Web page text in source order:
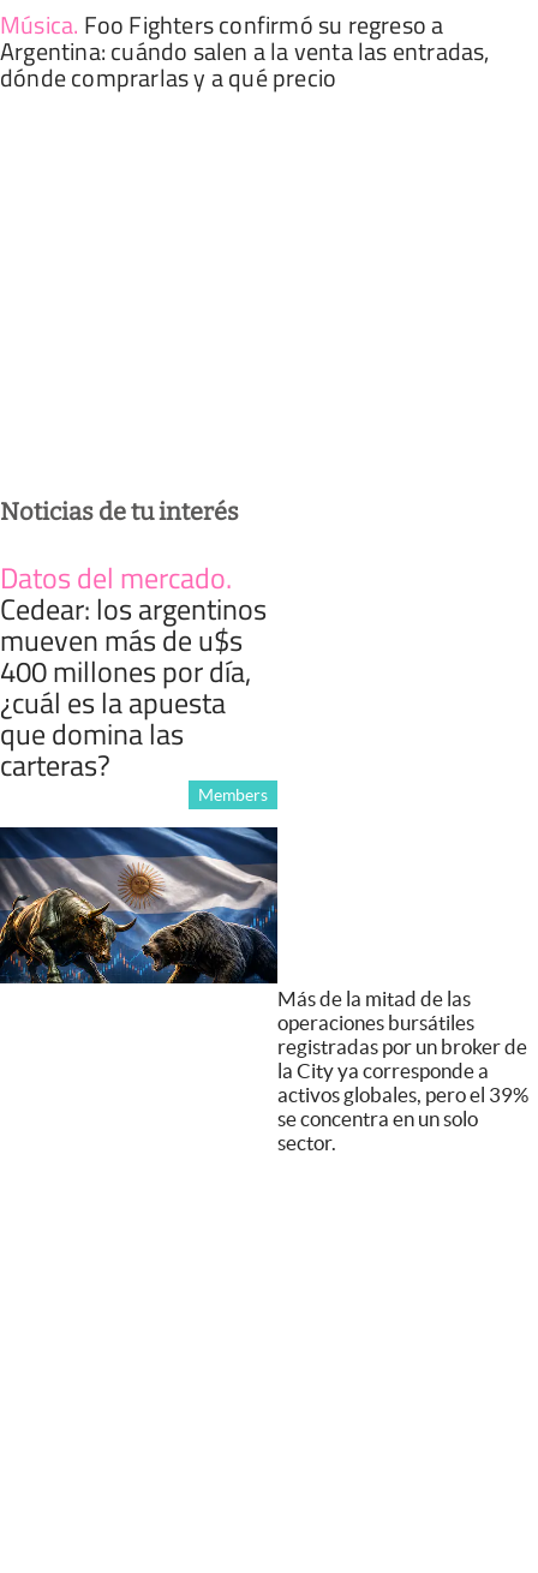
Música. Foo Fighters confirmó su regreso a
Argentina: cuándo salen a la venta las entradas,
dónde comprarlas y a qué precio
Noticias de tu interés
Datos del mercado.
Cedear: los argentinos
mueven más de u$s
400 millones por día,
¿cuál es la apuesta
que domina las
carteras?
Members
Más de la mitad de las
operaciones bursátiles
registradas por un broker de
la City ya corresponde a
activos globales, pero el 39%
se concentra en un solo
sector.